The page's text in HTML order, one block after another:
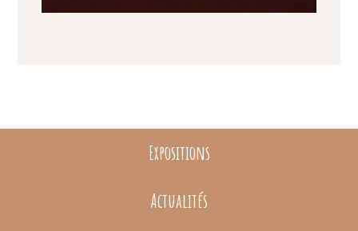
Expositions
Actualités